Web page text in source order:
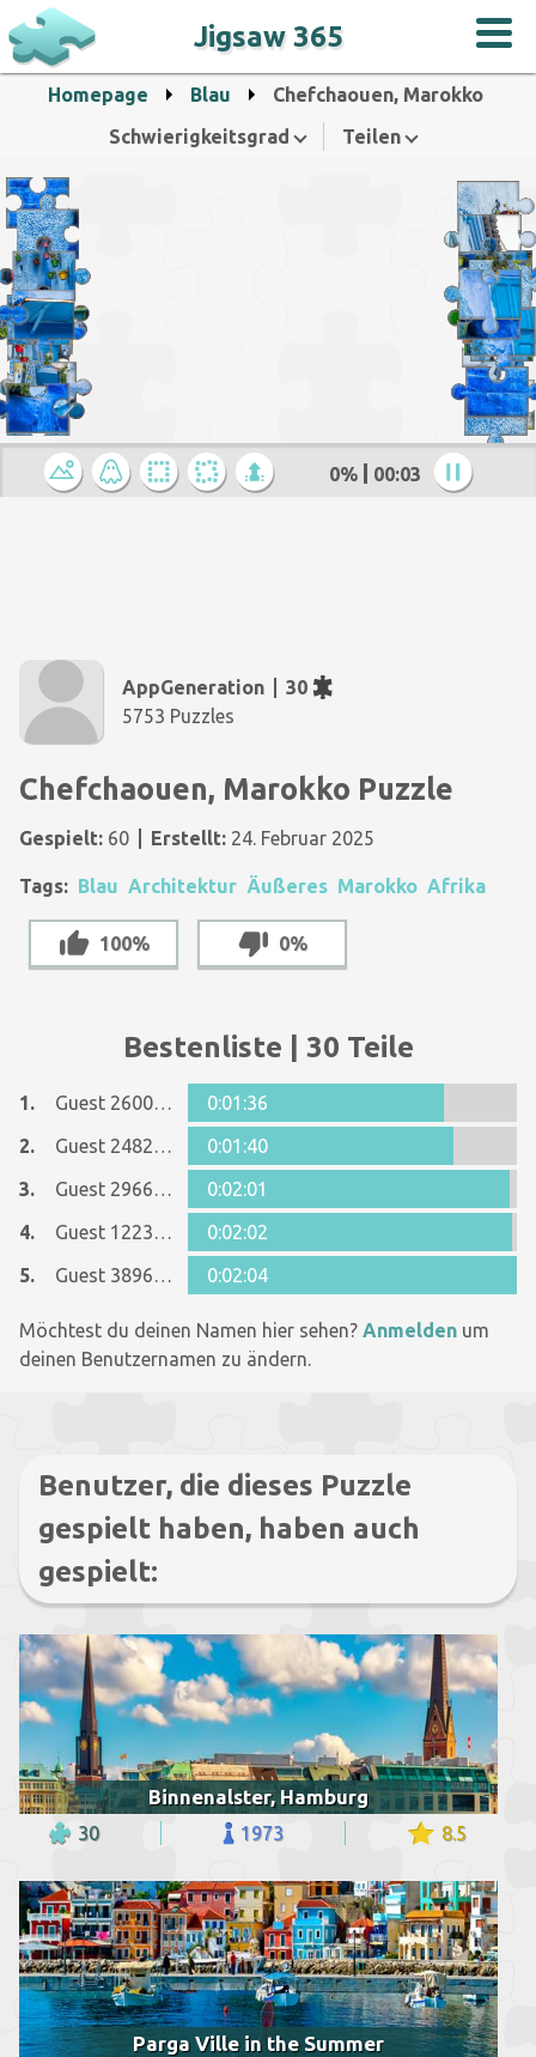
Jigsaw 365
Homepage Blau
Chefchaouen, Marokko
Schwierigkeitsgrad
Teilen
0% 00:03
AppGeneration
30
5753 Puzzles
Chefchaouen, Marokko Puzzle
Gespielt: 60 Erstellt: 24. Februar 2025
Tags: Blau Architektur Äußeres Marokko Afrika
100% 0%
Bestenliste | 30 Teile
1. Guest 26005481
0:01:36
2.
Guest 24827505
0:01:40
3.
Guest 29668056
0:02:01
4.
Guest 12237642
0:02:02
5.
Guest 38960216 0:02:04
Möchtest du deinen Namen hier sehen? Anmelden um
deinen Benutzernamen zu ändern.
Benutzer, die dieses Puzzle
gespielt haben, haben auch
gespielt:
Binnenalster, Hamburg
30 1973 8.5
Parga Ville in the Summer